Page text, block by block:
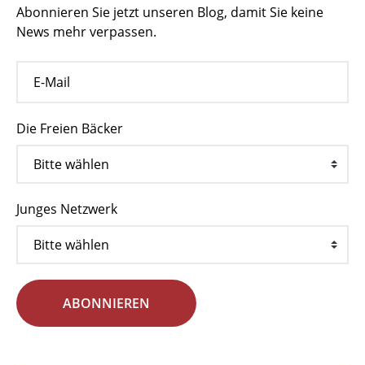
Abonnieren Sie jetzt unseren Blog, damit Sie keine
News mehr verpassen.
Die Freien Bäcker
Junges Netzwerk
ABONNIEREN